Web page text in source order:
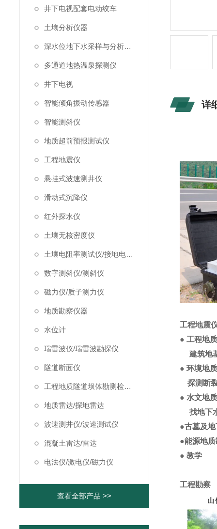
井下电视配套电动绞车
土壤分析仪器
深水位地下水采样与分析系统
多通道地热温泉探测仪
井下电视
智能倾角振动传感器
智能测斜仪
地质超前预报测试仪
工程地震仪
悬挂式波速测井仪
滑动式沉降仪
红外探水仪
土壤无核密度仪
土壤电阻率测试仪/接地电阻测试仪
数字测斜仪/测斜仪
磁力仪/质子测力仪
地质勘察仪器
水位计
瑞雷波仪/瑞雷波勘探仪
隧道断面仪
工程地质隧道坝体勘测检测仪器
地质雷达/探地雷达
波速测井仪/波速测试仪
混凝土雷达/雷达
电法仪/激电仪/磁力仪
查看全部产品 >>
详
工程地震
●工程地
建筑地
●环境地
探测断
● 水文地
找地下
●古墓及
●能源地
●教学
工程勘察